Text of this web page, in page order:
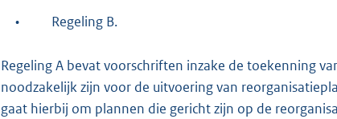
• Regeling B.
Regeling A bevat voorschriften inzake de toekenning
noodzakelijk zijn voor de uitvoering van
gaat hierbij om plannen die gericht zijn op de